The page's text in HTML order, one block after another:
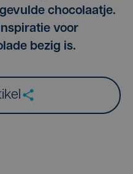
chocolaatje.
voor
bezig is.